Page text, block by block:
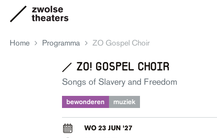
Je bezoek
Home Programma ZO Gospel Choir
zo! gospel choir
Songs of Slavery and Freedom
bewonderen muziek
WO 23 JUN '27